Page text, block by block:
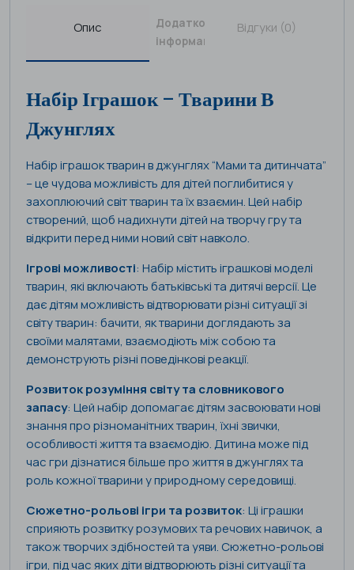
Опис
Додаткова
інформація
Відгуки (0)
Набір Іграшок – Тварини В
Джунглях
Набір іграшок тварин в джунглях “Мами та дитинчата”
– це чудова можливість для дітей поглибитися у
захоплюючий світ тварин та їх взаємин. Цей набір
створений, щоб надихнути дітей на творчу гру та
відкрити перед ними новий світ навколо.
Ігрові можливості: Набір містить іграшкові моделі
тварин, які включають батьківські та дитячі версії. Це
дає дітям можливість відтворювати різні ситуації зі
світу тварин: бачити, як тварини доглядають за
своїми малятами, взаємодіють між собою та
демонструють різні поведінкові реакції.
Розвиток розуміння світу та словникового
запасу: Цей набір допомагає дітям засвоювати нові
знання про різноманітних тварин, їхні звички,
особливості життя та взаємодію. Дитина може під
час гри дізнатися більше про життя в джунглях та
роль кожної тварини у природному середовищі.
Сюжетно-рольові ігри та розвиток: Ці іграшки
сприяють розвитку розумових та речових навичок, а
також творчих здібностей та уяви. Сюжетно-рольові
ігри, під час яких діти відтворюють різні ситуації та